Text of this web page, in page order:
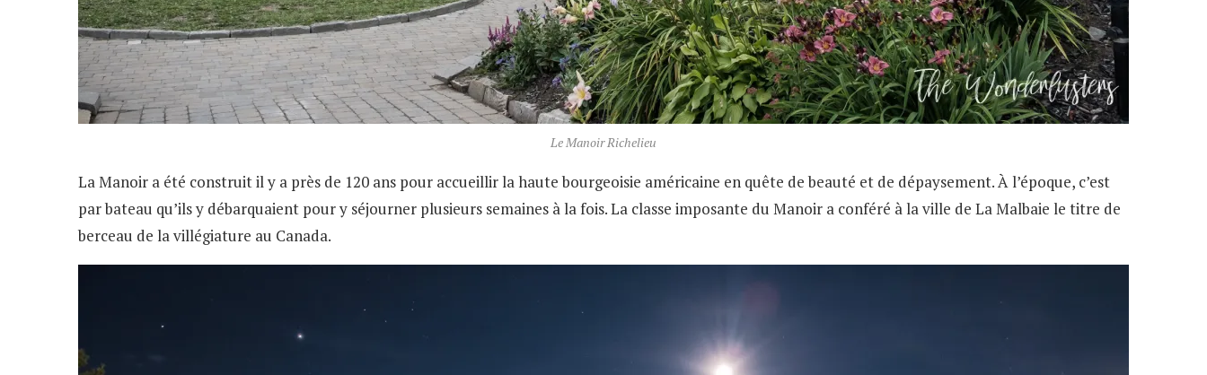
Le Manoir Richelieu
La Manoir a été construit il y a près de 120 ans pour accueillir la haute bourgeoisie américaine en quête de beauté et de dépaysement. À l’époque, c’est
par bateau qu’ils y débarquaient pour y séjourner plusieurs semaines à la fois. La classe imposante du Manoir a conféré à la ville de La Malbaie le titre de
berceau de la villégiature au Canada.